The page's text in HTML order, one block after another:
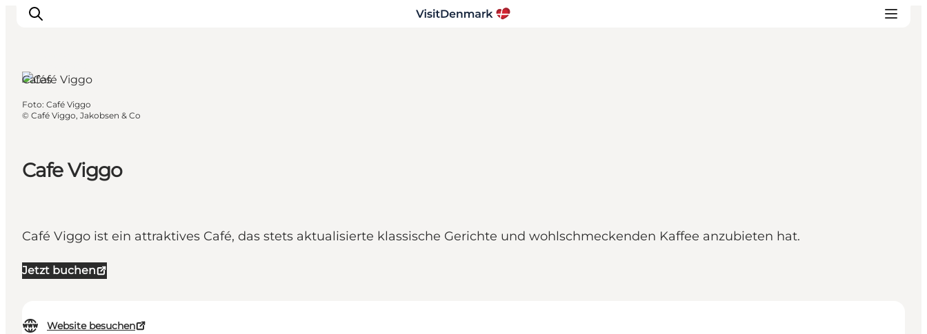
Inspiration
Unterkünfte
Cafe Viggo
Café Viggo ist ein attraktives Café, das stets aktualisierte klassische Gerichte und wohlschmeckenden Kaffee anzubieten hat.
Jetzt buchen
Website besuchen
Cafés
Foto: Café Viggo
© Café Viggo, Jakobsen & Co